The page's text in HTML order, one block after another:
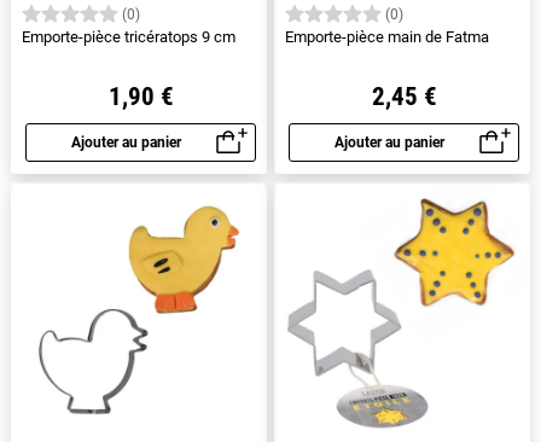
(0)
Emporte-pièce tricératops 9 cm
1,90 €
Ajouter au panier
Aperçu rapide
(0)
Emporte-pièce main de Fatma
2,45 €
Ajouter au panier
Aperçu rapide